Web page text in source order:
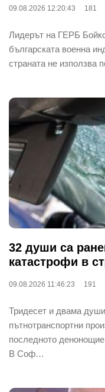
09.08.2026 12:20:43 181
Лидерът на ГЕРБ
българската военна
страната не използва
32 души са
катастрофи в
09.08.2026 11:46:23 191
Тридесет и двама
пътнотранспортни
последното
В Соф…